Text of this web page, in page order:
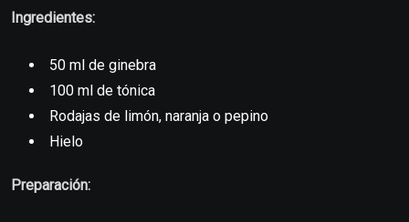
Ingredientes:
50 ml de ginebra
100 ml de tónica
Rodajas de limón, naranja o pepino
Hielo
Preparación: